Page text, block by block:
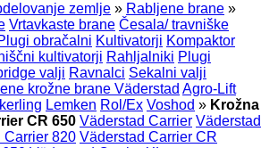
zemlje » Rabljene brane »
Vrtavkaste brane Česala/ travniške
obračalni Kultivatorji Kompaktor
kultivatorji Rahljalniki Plugi
valji Ravnalci Sekalni valji
krožne brane Väderstad Agro-Lift
Lemken Rol/Ex Voshod » Krožna
CR 650 Väderstad Carrier Väderstad
Carrier 820 Väderstad Carrier CR